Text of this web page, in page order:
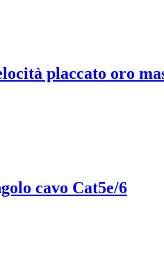
placcato oro
cavo Cat5e/6